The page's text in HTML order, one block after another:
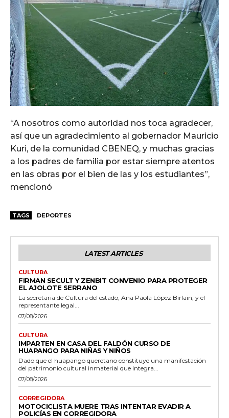
“A nosotros como autoridad nos toca agradecer,
así que un agradecimiento al gobernador Mauricio
Kuri, de la comunidad CBENEQ, y muchas gracias
a los padres de familia por estar siempre atentos
en las obras por el bien de las y los estudiantes”,
mencionó
TAGS DEPORTES
LATEST ARTICLES
CULTURA
FIRMAN SECULT Y ZENBIT CONVENIO PARA PROTEGER
EL AJOLOTE SERRANO
La secretaria de Cultura del estado, Ana Paola López Birlain, y el
representante legal...
07/08/2026
CULTURA
IMPARTEN EN CASA DEL FALDÓN CURSO DE
HUAPANGO PARA NIÑAS Y NIÑOS
Dado que el huapango queretano constituye una manifestación
del patrimonio cultural inmaterial que integra...
07/08/2026
CORREGIDORA
MOTOCICLISTA MUERE TRAS INTENTAR EVADIR A
POLICÍAS EN CORREGIDORA